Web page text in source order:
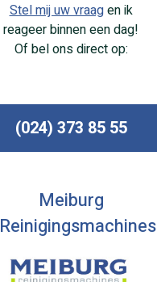
Stel mij uw vraagen ik
reageer binnen een dag!
Of bel ons direct op:
(024) 373 85 55
Meiburg
Reinigingsmachines